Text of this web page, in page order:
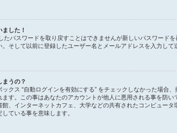
した！
たパスワードを取り戻すことはできませんが新しいパスワード
そして以前に登録したユーザー名とメールアドレスを入力し
まうの？
クス “自動ログインを有効にする” をチェックしなかった場
す。この事はあなたのアカウントが他人に悪用される事を防
館、インターネットカフェ、大学などの共有されたコンピュー
ている事を意味します。